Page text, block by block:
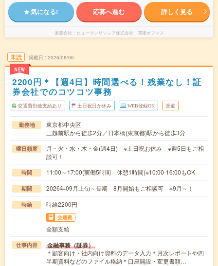
気になる! 応募へ進む 詳しく見る
派遣会社 ヒューマンリソシア株式会社 関東オフィス
未読
NEW
掲載日 2026/08/06
2200円＊【週4日】時間選べる！残業なし！証
券会社でのコツコツ事務
交通費別途支給あり 土日祝日が休み WEB登録OK 派遣
勤務地
東京都中央区
三越前駅から徒歩2分／日本橋(東京都)駅から徒歩3分
曜日頻度
月・火・水・木・金(週4日) ※土日祝お休み ※週5日もご相
談可！
時間 11:00～17:00(実働5時間 休憩1時間)※10:00-16:00もOK
期間 2026年09月上旬～長期 8月開始もご相談可 ※9月～！
時給 時給2200円
交通費
全額支給
仕事内容 金融事務（証券）
＊顧客向け・社内向け資料のデータ入力＊月次レポートや四
半期資料などのファイル格納＊口座開設・変更書類…